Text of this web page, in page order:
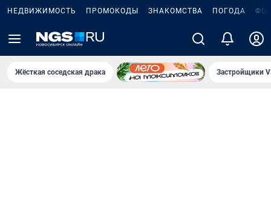
НЕДВИЖИМОСТЬ ПРОМОКОДЫ ЗНАКОМСТВА ПОГОДА
Жёсткая соседская драка Застройщики